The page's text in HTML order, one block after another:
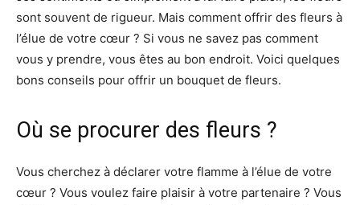
sont souvent de rigueur. Mais comment offrir des fleurs à
l’élue de votre cœur ? Si vous ne savez pas comment
vous y prendre, vous êtes au bon endroit. Voici quelques
bons conseils pour offrir un bouquet de fleurs.
Où se procurer des fleurs ?
Vous cherchez à déclarer votre flamme à l’élue de votre
cœur ? Vous voulez faire plaisir à votre partenaire ? Vous